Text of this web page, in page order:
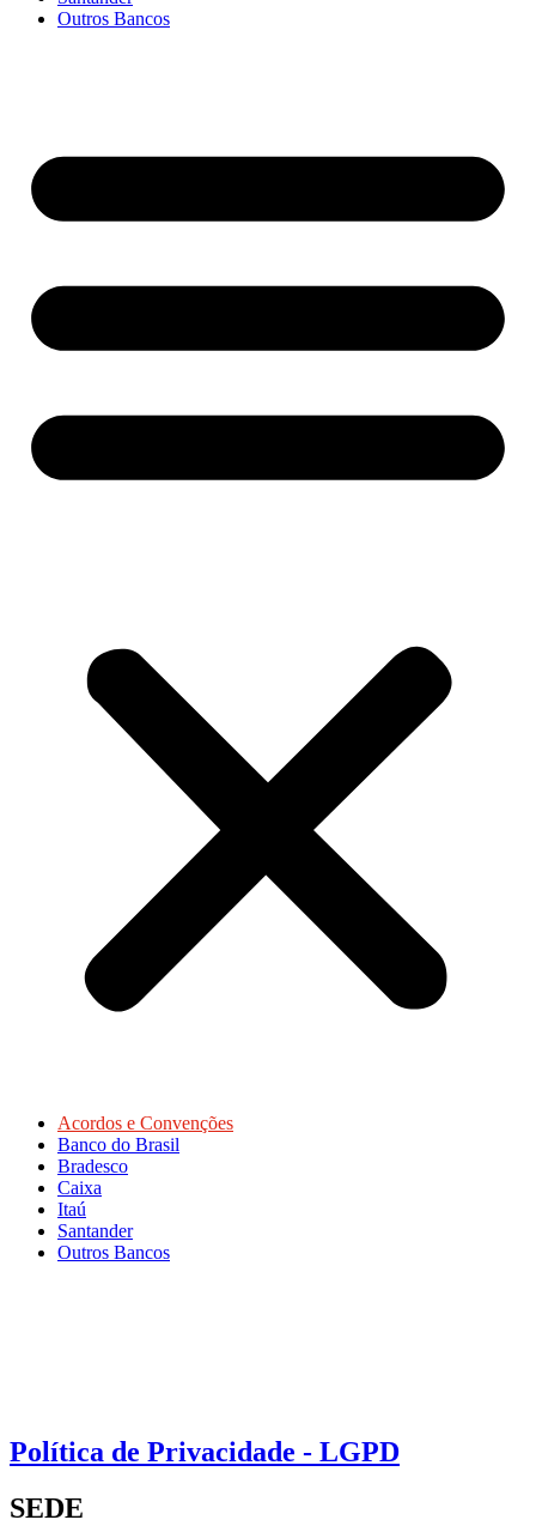
Outros Bancos
Acordos e Convenções
Banco do Brasil
Bradesco
Caixa
Itaú
Santander
Outros Bancos
Política de Privacidade - LGPD
SEDE